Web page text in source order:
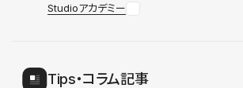
Studioアカデミー
Tips・コラム記事